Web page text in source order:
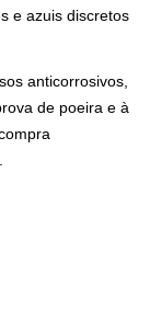
e azuis discretos
anticorrosivos,
de poeira e à